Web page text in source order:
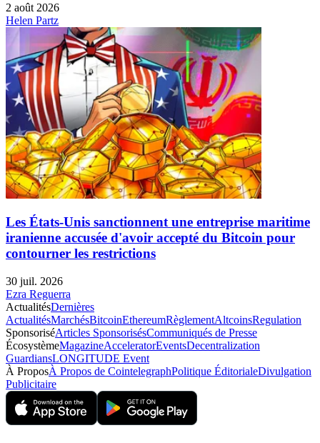
2 août 2026
Helen Partz
Les États-Unis sanctionnent une entreprise maritime
iranienne accusée d'avoir accepté du Bitcoin pour
contourner les restrictions
30 juil. 2026
Ezra Reguerra
ActualitésDernières
ActualitésMarchésBitcoinEthereumRèglementAltcoinsRegulation
SponsoriséArticles SponsorisésCommuniqués de Presse
ÉcosystèmeMagazineAcceleratorEventsDecentralization
GuardiansLONGITUDE Event
À ProposÀ Propos de CointelegraphPolitique ÉditorialeDivulgation
Publicitaire